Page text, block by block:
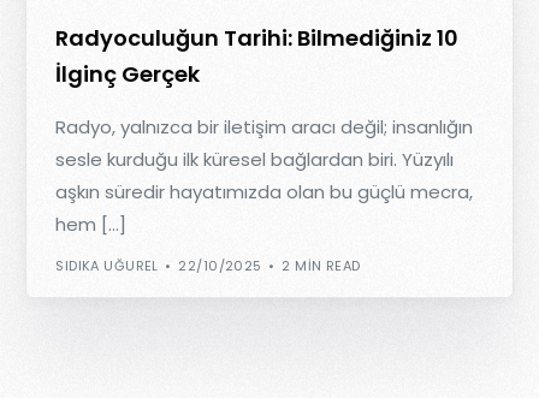
Radyoculuğun Tarihi: Bilmediğiniz 10
İlginç Gerçek
Radyo, yalnızca bir iletişim aracı değil; insanlığın
sesle kurduğu ilk küresel bağlardan biri. Yüzyılı
aşkın süredir hayatımızda olan bu güçlü mecra,
hem […]
SIDIKA UĞUREL 22/10/2025 2 MIN READ